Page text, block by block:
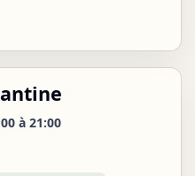
à 21:00